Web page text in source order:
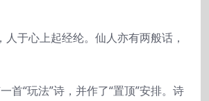
人于心上起经纶。仙人亦有两般话，
首“玩法”诗，并作了“置顶”安排。诗